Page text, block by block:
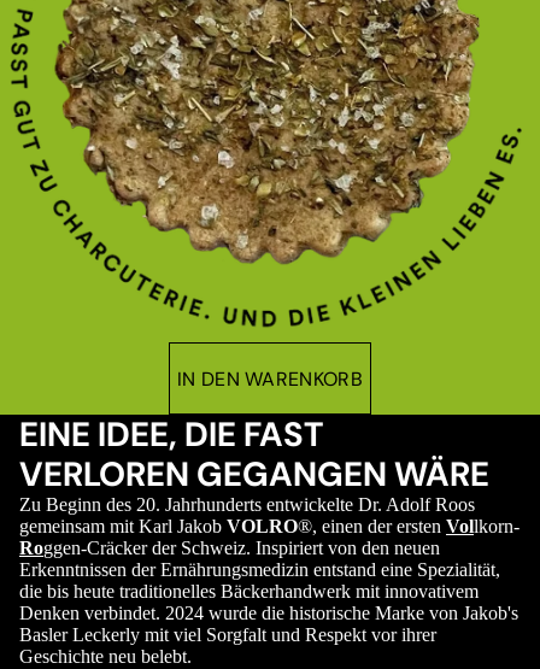
IN DEN WARENKORB
EINE IDEE, DIE FAST
VERLOREN GEGANGEN WÄRE
Zu Beginn des 20. Jahrhunderts entwickelte Dr. Adolf Roos
gemeinsam mit Karl Jakob VOLRO®, einen der ersten Vollkorn-
Roggen-Cräcker der Schweiz. Inspiriert von den neuen
Erkenntnissen der Ernährungsmedizin entstand eine Spezialität,
die bis heute traditionelles Bäckerhandwerk mit innovativem
Denken verbindet. 2024 wurde die historische Marke von Jakob's
Basler Leckerly mit viel Sorgfalt und Respekt vor ihrer
Geschichte neu belebt.